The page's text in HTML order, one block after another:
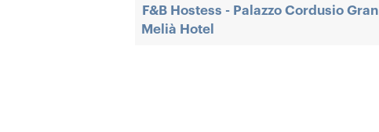
F&B Hostess - Palazzo Cordusio Gran
Melià Hotel